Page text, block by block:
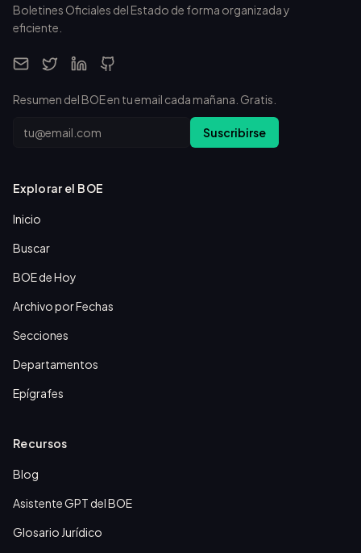
Boletines Oficiales del Estado de forma organizada y
eficiente.
Resumen del BOE en tu email cada mañana. Gratis.
Email Suscribirse
Explorar el BOE
Inicio
Buscar
BOE de Hoy
Archivo por Fechas
Secciones
Departamentos
Epígrafes
Recursos
Blog
Asistente GPT del BOE
Glosario Jurídico